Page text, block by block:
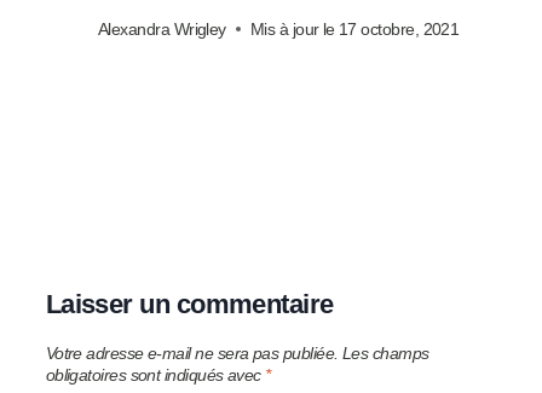
Alexandra Wrigley Mis à jour le 17 octobre, 2021
Laisser un commentaire
Votre adresse e-mail ne sera pas publiée. Les champs
obligatoires sont indiqués avec *